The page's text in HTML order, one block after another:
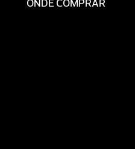
ONDE COMPRAR